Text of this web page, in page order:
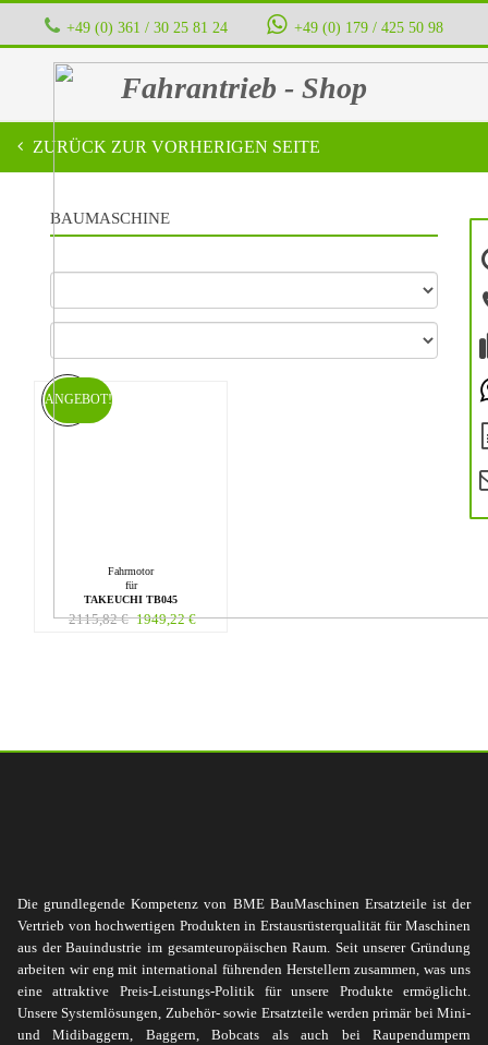
+49 (0) 361 / 30 25 81 24 ‭ ‭ ‭ ‭ +49 (0) 179 / 425 50 98
Fahrantrieb - Shop
ZURÜCK ZUR VORHERIGEN SEITE
BAUMASCHINE
Fahrmotor
für
TAKEUCHI TB045
2115,82€ 1949,22€
ANGEBOT!
Die grundlegende Kompetenz von BME BauMaschinen Ersatzteile ist der
Vertrieb von hochwertigen Produkten in Erstausrüsterqualität für Maschinen
aus der Bauindustrie im gesamteuropäischen Raum. Seit unserer Gründung
arbeiten wir eng mit international führenden Herstellern zusammen, was uns
eine attraktive Preis-Leistungs-Politik für unsere Produkte ermöglicht.
Unsere Systemlösungen, Zubehör- sowie Ersatzteile werden primär bei Mini-
und Midibaggern, Baggern, Bobcats als auch bei Raupendumpern